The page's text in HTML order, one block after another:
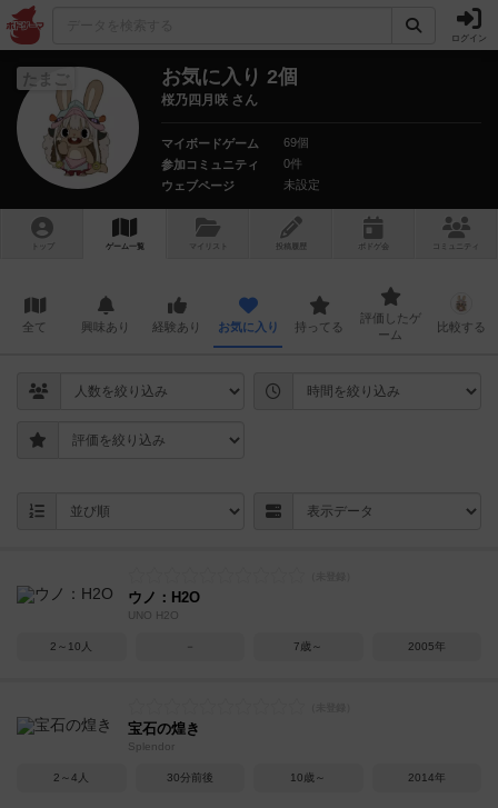
ログイン
たまご お気に入り 2個
桜乃四月咲 さん
マイボードゲーム
69個
参加コミュニティ
0件
ウェブページ
未設定
トップ ゲーム一覧 マイリスト 投稿履歴 ボ ドゲ コミュニティ
全て 興味あり 経験あり お気に入り 持ってる
評価したゲ
ーム
比較する
ウノ：H2O
UNO H2O
2～10人 － 7歳～ 2005年
宝石の煌き
Splendor
2～4人 30分前後 10歳～ 2014年